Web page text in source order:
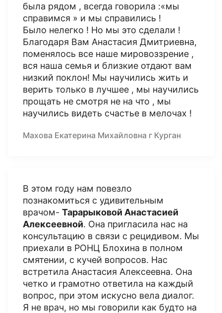
была рядом , всегда говорила :«мы
справимся » и мы справились !
Было нелегко ! Но мы это сделали !
Благодаря Вам Анастасия Дмитриевна,
поменялось все наше мировоззрение ,
вся наша семья и близкие отдают вам
низкий поклон! Мы научились жить и
верить только в лучшее , мы научились
прощать не смотря не на что , мы
научились видеть счастье в мелочах !
Махова Екатерина Михайловна г Курган
В этом году нам повезло
познакомиться с удивительным
врачом- Тарарыковой Анастасией
Алексеевной. Она пригласила нас на
консультацию в связи с рецидивом. Мы
приехали в РОНЦ Блохина в полном
смятении, с кучей вопросов. Нас
встретила Анастасия Алексеевна. Она
четко и грамотно ответила на каждый
вопрос, при этом искусно вела диалог.
Я не врач, но мы говорили как будто на